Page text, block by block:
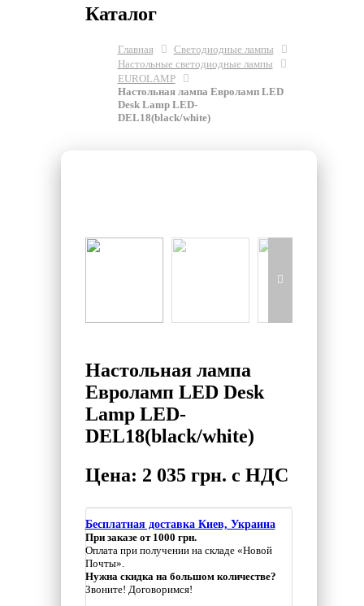
Каталог
Главная
Светодиодные лампы
Настольные светодиодные лампы
EUROLAMP
Настольная лампа Евроламп LED
Desk Lamp LED-
DEL18(black/white)
Настольная лампа
Евроламп LED Desk
Lamp LED-
DEL18(black/white)
Цена: 2 035 грн. с НДС
Бесплатная доставка Киев, Украина
При заказе от 1000 грн.
Оплата при получении на складе «Новой
Почты».
Нужна скидка на большом количестве?
Звоните! Договоримся!